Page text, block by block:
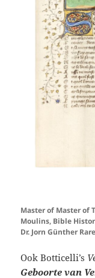
Master of Master of
Moulins, Bible
Dr. Jorn Günther
Ook Botticelli’s
Geboorte van